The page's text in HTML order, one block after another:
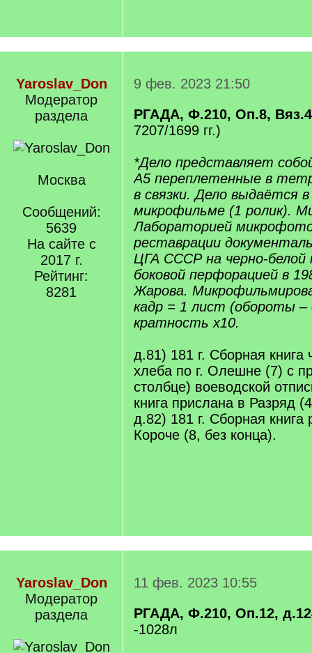
Yaroslav_Don
Модератор
раздела
Москва
Сообщений:
5639
На сайте с
2017 г.
Рейтинг:
8281
9 фев. 2023 21:50
РГАДА, Ф.210, Оп.8, Вяз.4
7207/1699 гг.)
*Дело представляет
А5 переплетенные в
в связки. Дело выдаётся в
микрофильме (1 ролик).
Лабораторией
реставрации
ЦГА СССР на черно-белой
боковой перфорацией в
Жарова.
кадр = 1 лист (обороты –
кратность х10.
д.81) 181 г. Сборная книга
хлеба по г. Олешне (7) с
столбце) воеводской
книга прислана в Разряд
д.82) 181 г. Сборная книга
Короче (8, без конца).
Yaroslav_Don
Модератор
раздела
11 фев. 2023 10:55
РГАДА, Ф.210, Оп.12,
-1028л